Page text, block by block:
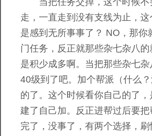
走，一直走到没有支线为止，
是感到无所事事了？ NO，那
门任务，反正就那些杂七杂八
是积少成多啊。当把那些杂七
40级到了吧。加个帮派（什么
的了。这个时候看你自己的了
建了自己加。反正进帮过后要
完了，没事了，有两个选择，